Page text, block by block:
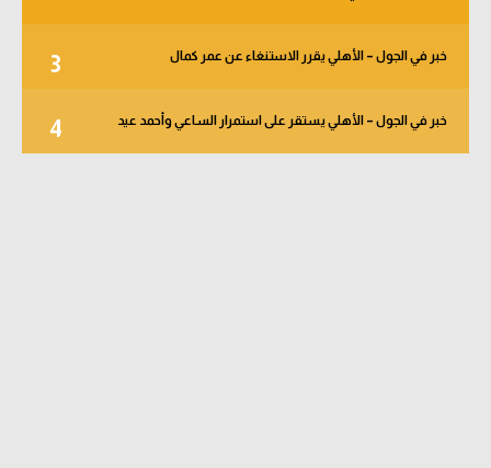
3 خبر في الجول – الأهلي يقرر الاستنغاء عن عمر كمال
4 خبر في الجول – الأهلي يستقر على استمرار الساعي وأحمد عيد